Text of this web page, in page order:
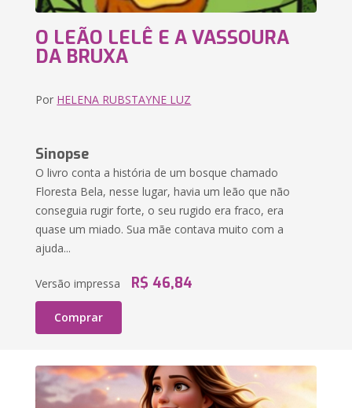
O LEÃO LELÊ E A VASSOURA
DA BRUXA
Por HELENA RUBSTAYNE LUZ
Sinopse
O livro conta a história de um bosque chamado
Floresta Bela, nesse lugar, havia um leão que não
conseguia rugir forte, o seu rugido era fraco, era
quase um miado. Sua mãe contava muito com a
ajuda...
Versão impressa R$ 46,84
Comprar